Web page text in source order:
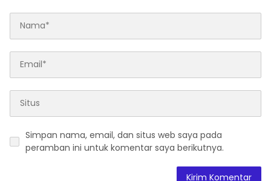
Simpan nama, email, dan situs web saya pada
peramban ini untuk komentar saya berikutnya.